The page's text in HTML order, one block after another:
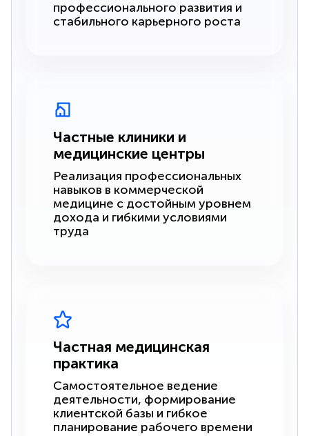
профессионального развития и
стабильного карьерного роста
Частные клиники и
медицинские центры
Реализация профессиональных
навыков в коммерческой
медицине с достойным уровнем
дохода и гибкими условиями
труда
Частная медицинская
практика
Самостоятельное ведение
деятельности, формирование
клиентской базы и гибкое
планирование рабочего времени